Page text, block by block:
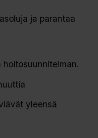
ja parantaa
yleensä